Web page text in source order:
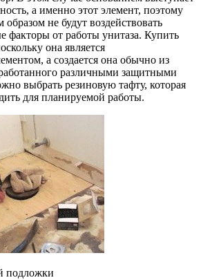
а именно этот элемент, поэтому
не будут воздействовать
факторы от работы унитаза. Купить
она является
а создается она обычно из
различными защитными
выбрать резиновую тафту, которая
для планируемой работы.
подложки